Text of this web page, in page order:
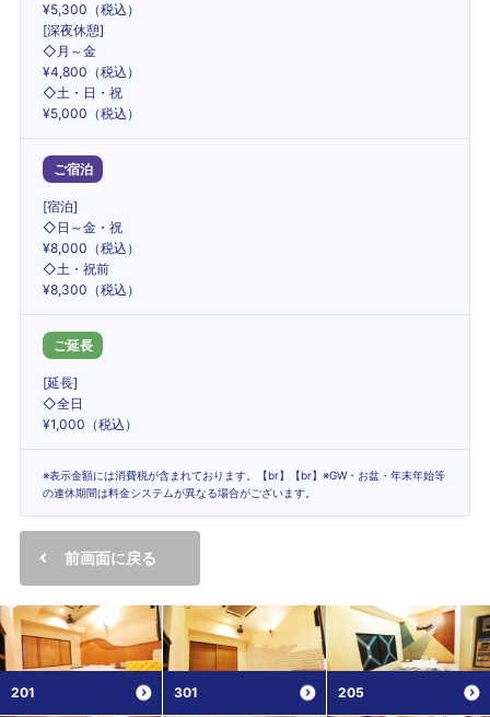
¥5,300（税込）
[深夜休憩]
◇月～金
¥4,800（税込）
◇土・日・祝
¥5,000（税込）
ご宿泊
[宿泊]
◇日～金・祝
¥8,000（税込）
◇土・祝前
¥8,300（税込）
ご延長
[延長]
◇全日
¥1,000（税込）
※表示金額には消費税が含まれております。【br】【br】※GW・お盆・年末年始等
の連休期間は料金システムが異なる場合がございます。
前画面に戻る
201 301 205